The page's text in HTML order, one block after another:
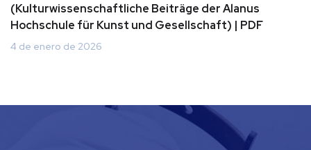
(Kulturwissenschaftliche Beiträge der Alanus
Hochschule für Kunst und Gesellschaft) | PDF
4 de enero de 2026